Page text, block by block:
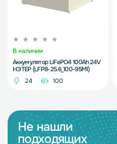
В наличии
Аккумулятор LiFePO4 100Ah 24V
НЭТЕР (LFP8-25.6_100-95M1)
24
100
Не нашли
подходящих